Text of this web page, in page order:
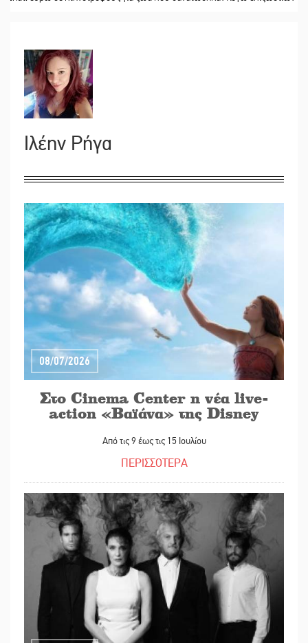
Ιλέην Ρήγα
08/07/2026
Στο Cinema Center η νέα live-
action «Βαϊάνα» της Disney
Από τις 9 έως τις 15 Ιουλίου
ΠΕΡΙΣΣΟΤΕΡΑ